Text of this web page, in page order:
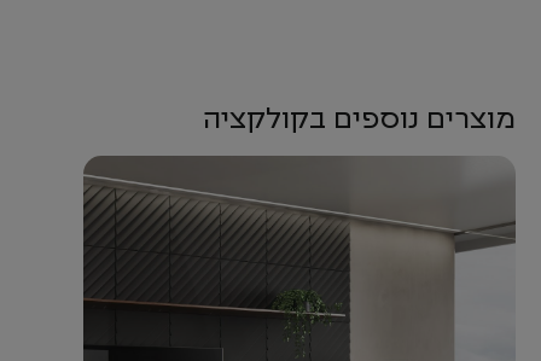
מוצרים נוספים בקולקציה